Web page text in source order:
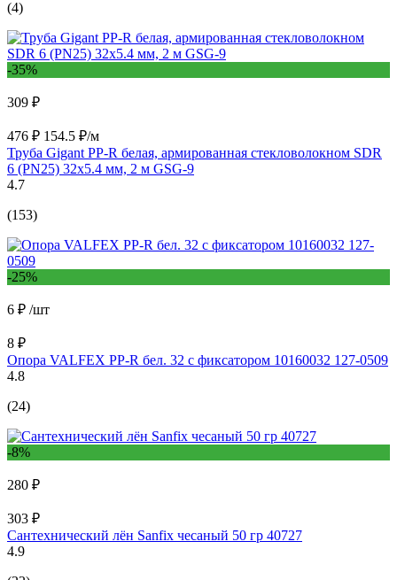
(4)
-35%
309 ₽
476 ₽ 154.5 ₽/м
Труба Gigant PP-R белая, армированная стекловолокном SDR
6 (PN25) 32x5.4 мм, 2 м GSG-9
4.7
(153)
-25%
6 ₽ /шт
8 ₽
Опора VALFEX PP-R бел. 32 с фиксатором 10160032 127-0509
4.8
(24)
-8%
280 ₽
303 ₽
Сантехнический лён Sanfix чесаный 50 гр 40727
4.9